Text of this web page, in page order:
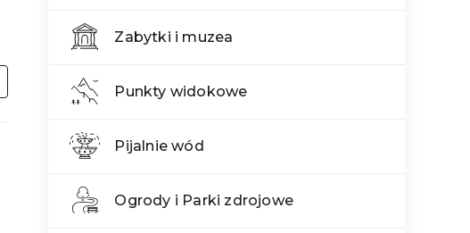
Zabytki i muzea
Punkty widokowe
Pijalnie wód
Ogrody i Parki zdrojowe